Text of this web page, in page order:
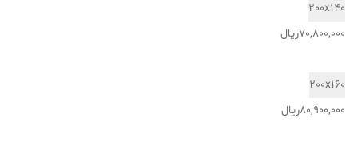
200x140
70,800,000ریال
200x160
80,900,000ریال